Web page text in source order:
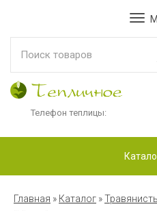
Телефон теплицы:
Главная » Каталог »